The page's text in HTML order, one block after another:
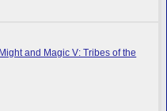
and Magic V: Tribes of the